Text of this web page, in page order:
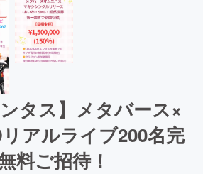
ンタス】メタバース×
アルライブ200名完
料ご招待！